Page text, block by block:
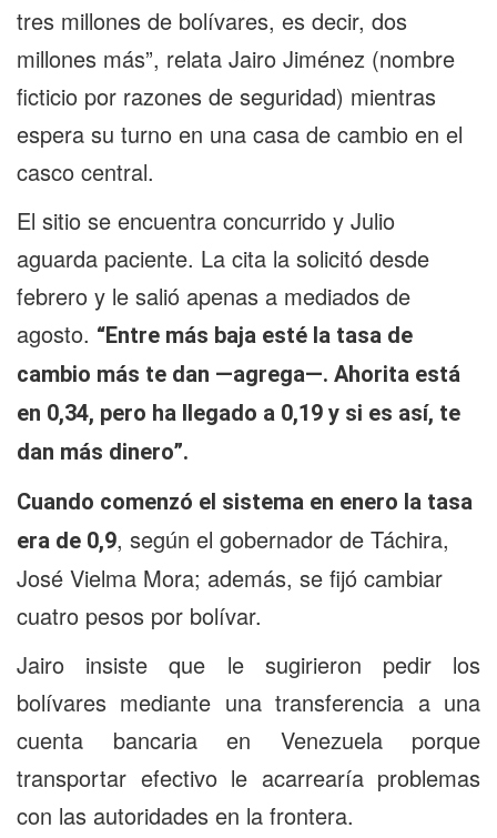
tres millones de bolívares, es decir, dos
millones más”, relata Jairo Jiménez (nombre
ficticio por razones de seguridad) mientras
espera su turno en una casa de cambio en el
casco central.
El sitio se encuentra concurrido y Julio
aguarda paciente. La cita la solicitó desde
febrero y le salió apenas a mediados de
agosto. “Entre más baja esté la tasa de
cambio más te dan —agrega—. Ahorita está
en 0,34, pero ha llegado a 0,19 y si es así, te
dan más dinero”.
Cuando comenzó el sistema en enero la tasa
era de 0,9, según el gobernador de Táchira,
José Vielma Mora; además, se fijó cambiar
cuatro pesos por bolívar.
Jairo insiste que le sugirieron pedir los
bolívares mediante una transferencia a una
cuenta bancaria en Venezuela porque
transportar efectivo le acarrearía problemas
con las autoridades en la frontera.